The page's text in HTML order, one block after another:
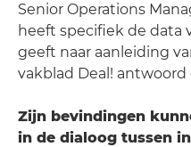
Senior Operations
heeft specifiek de data
geeft naar aanleiding
vakblad Deal!
Zijn bevindingen
in de dialoog tussen